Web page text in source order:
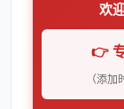
欢
👉
（添